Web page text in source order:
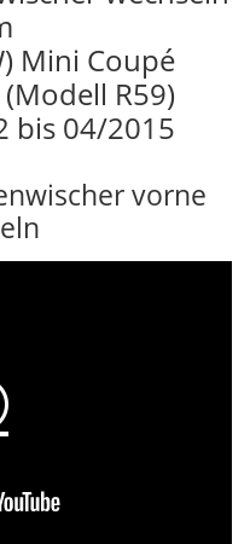
Mini Coupé
R59)
bis 04/2015
vorne